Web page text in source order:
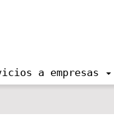
a empresas